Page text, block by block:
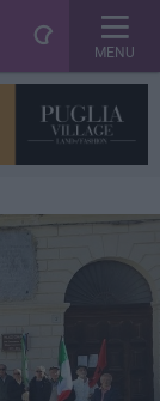
MENU